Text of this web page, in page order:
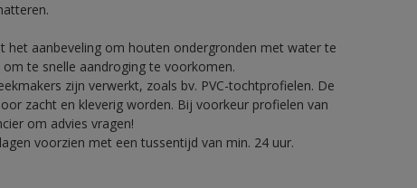
het aanbeveling om houten ondergronden met water te
te snelle aandroging te voorkomen.
zijn verwerkt, zoals bv. PVC-tochtprofielen. De
zacht en kleverig worden. Bij voorkeur profielen van
om advies vragen!
voorzien met een tussentijd van min. 24 uur.